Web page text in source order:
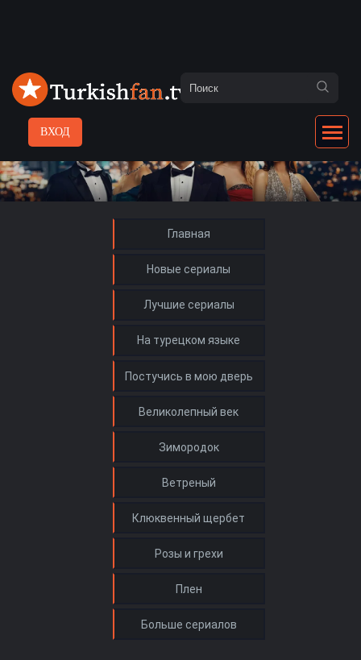
ВХОД
Главная
Новые сериалы
Лучшие сериалы
На турецком языке